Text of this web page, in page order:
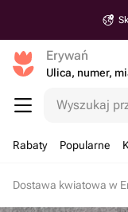
Erywań
Ulica, numer,
Wyszukaj
Rabaty Popularne
Dostawa kwiatowa w